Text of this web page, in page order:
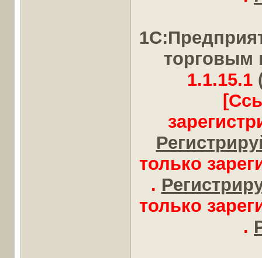
торговым
1.1.15.1
только
.
только
.